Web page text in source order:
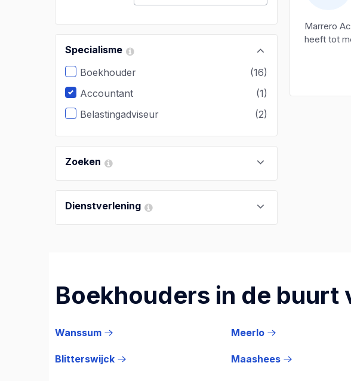
Specialisme
Boekhouder
(16)
Accountant
(1)
Belastingadviseur
(2)
Zoeken
Dienstverlening
Marrero
heeft tot
Boekhouders in de buurt
Wanssum
Blitterswijck
Meerlo
Maashees